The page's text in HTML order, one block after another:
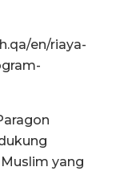
en/riaya-
yang